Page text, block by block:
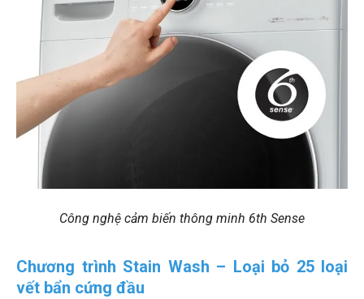
Công nghệ cảm biến thông minh 6th Sense
Chương trình Stain Wash – Loại bỏ 25 loại
vết bẩn cứng đầu